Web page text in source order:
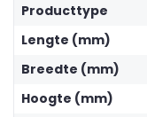
Producttype
Lengte (mm)
Breedte (mm)
Hoogte (mm)